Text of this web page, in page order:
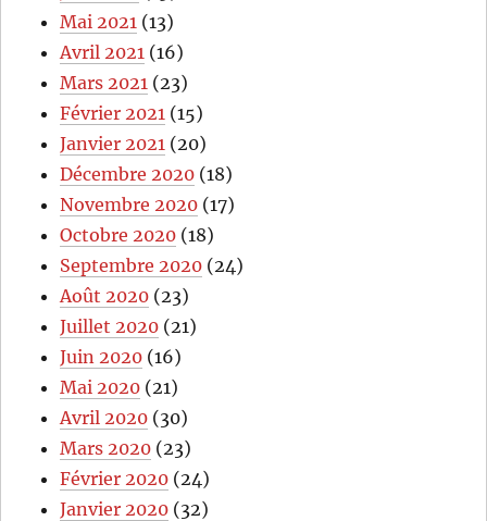
Mai 2021 (13)
Avril 2021 (16)
Mars 2021 (23)
Février 2021 (15)
Janvier 2021 (20)
Décembre 2020 (18)
Novembre 2020 (17)
Octobre 2020 (18)
Septembre 2020 (24)
Août 2020 (23)
Juillet 2020 (21)
Juin 2020 (16)
Mai 2020 (21)
Avril 2020 (30)
Mars 2020 (23)
Février 2020 (24)
Janvier 2020 (32)